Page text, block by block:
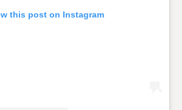
this post on Instagram